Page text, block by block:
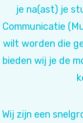
je na(ast) je
Communicatie
wilt worden die
bieden wij je de
Wij zijn een